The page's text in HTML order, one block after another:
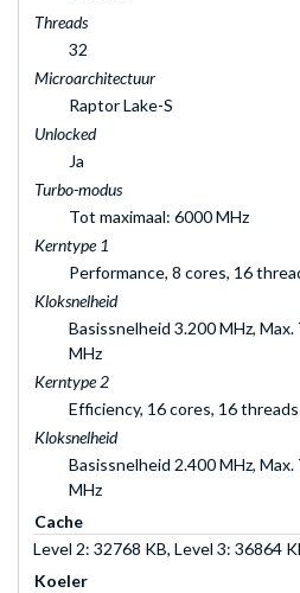
Threads
32
Microarchitectuur
Raptor Lake-S
Unlocked
Ja
Turbo-modus
Tot maximaal: 6000 MHz
Kerntype 1
Performance, 8 cores, 16
Kloksnelheid
Basissnelheid 3.200 MHz,
MHz
Kerntype 2
Efficiency, 16 cores, 16 threads
Kloksnelheid
Basissnelheid 2.400 MHz,
MHz
Cache
Level 2: 32768 KB, Level 3: 36864
Koeler